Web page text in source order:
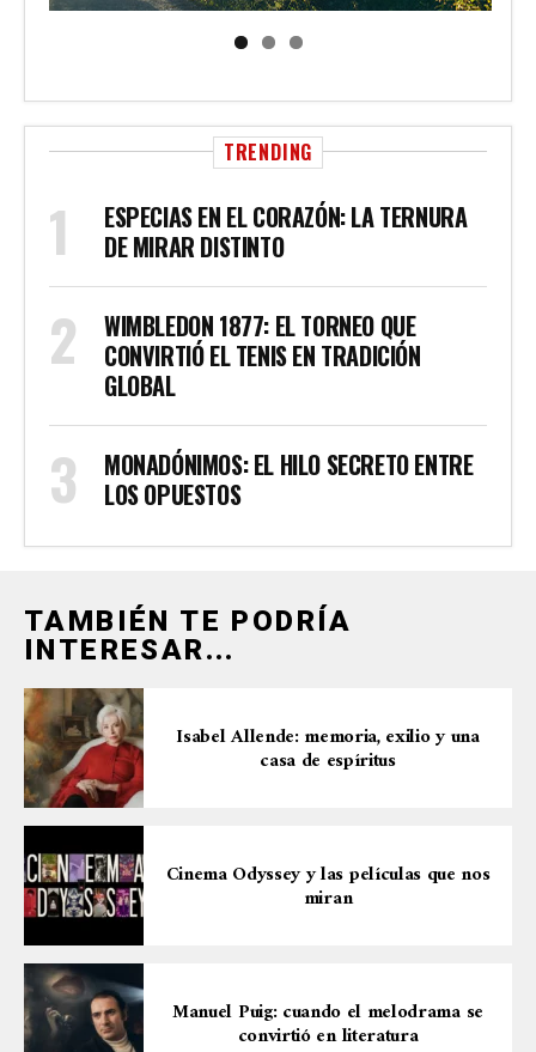
TRENDING
ESPECIAS EN EL CORAZÓN: LA TERNURA
DE MIRAR DISTINTO
WIMBLEDON 1877: EL TORNEO QUE
CONVIRTIÓ EL TENIS EN TRADICIÓN
GLOBAL
MONADÓNIMOS: EL HILO SECRETO ENTRE
LOS OPUESTOS
TAMBIÉN TE PODRÍA
INTERESAR...
Isabel Allende: memoria, exilio y una
casa de espíritus
Cinema Odyssey y las películas que nos
miran
Manuel Puig: cuando el melodrama se
convirtió en literatura